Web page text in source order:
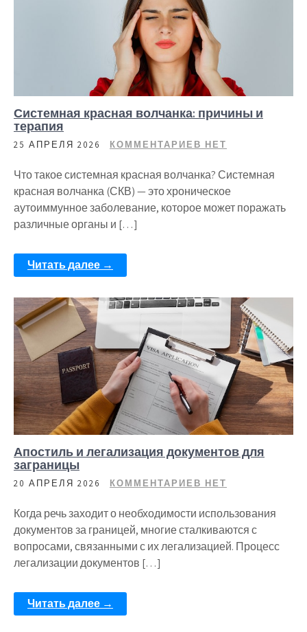
Системная красная волчанка: причины и
терапия
25 АПРЕЛЯ 2026 КОММЕНТАРИЕВ НЕТ
Что такое системная красная волчанка? Системная
красная волчанка (СКВ) — это хроническое
аутоиммунное заболевание, которое может поражать
различные органы и […]
Читать далее →
Апостиль и легализация документов для
заграницы
20 АПРЕЛЯ 2026 КОММЕНТАРИЕВ НЕТ
Когда речь заходит о необходимости использования
документов за границей, многие сталкиваются с
вопросами, связанными с их легализацией. Процесс
легализации документов […]
Читать далее →